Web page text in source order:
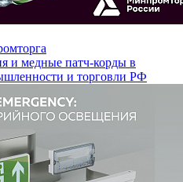
и медные патч-корды в
и торговли РФ